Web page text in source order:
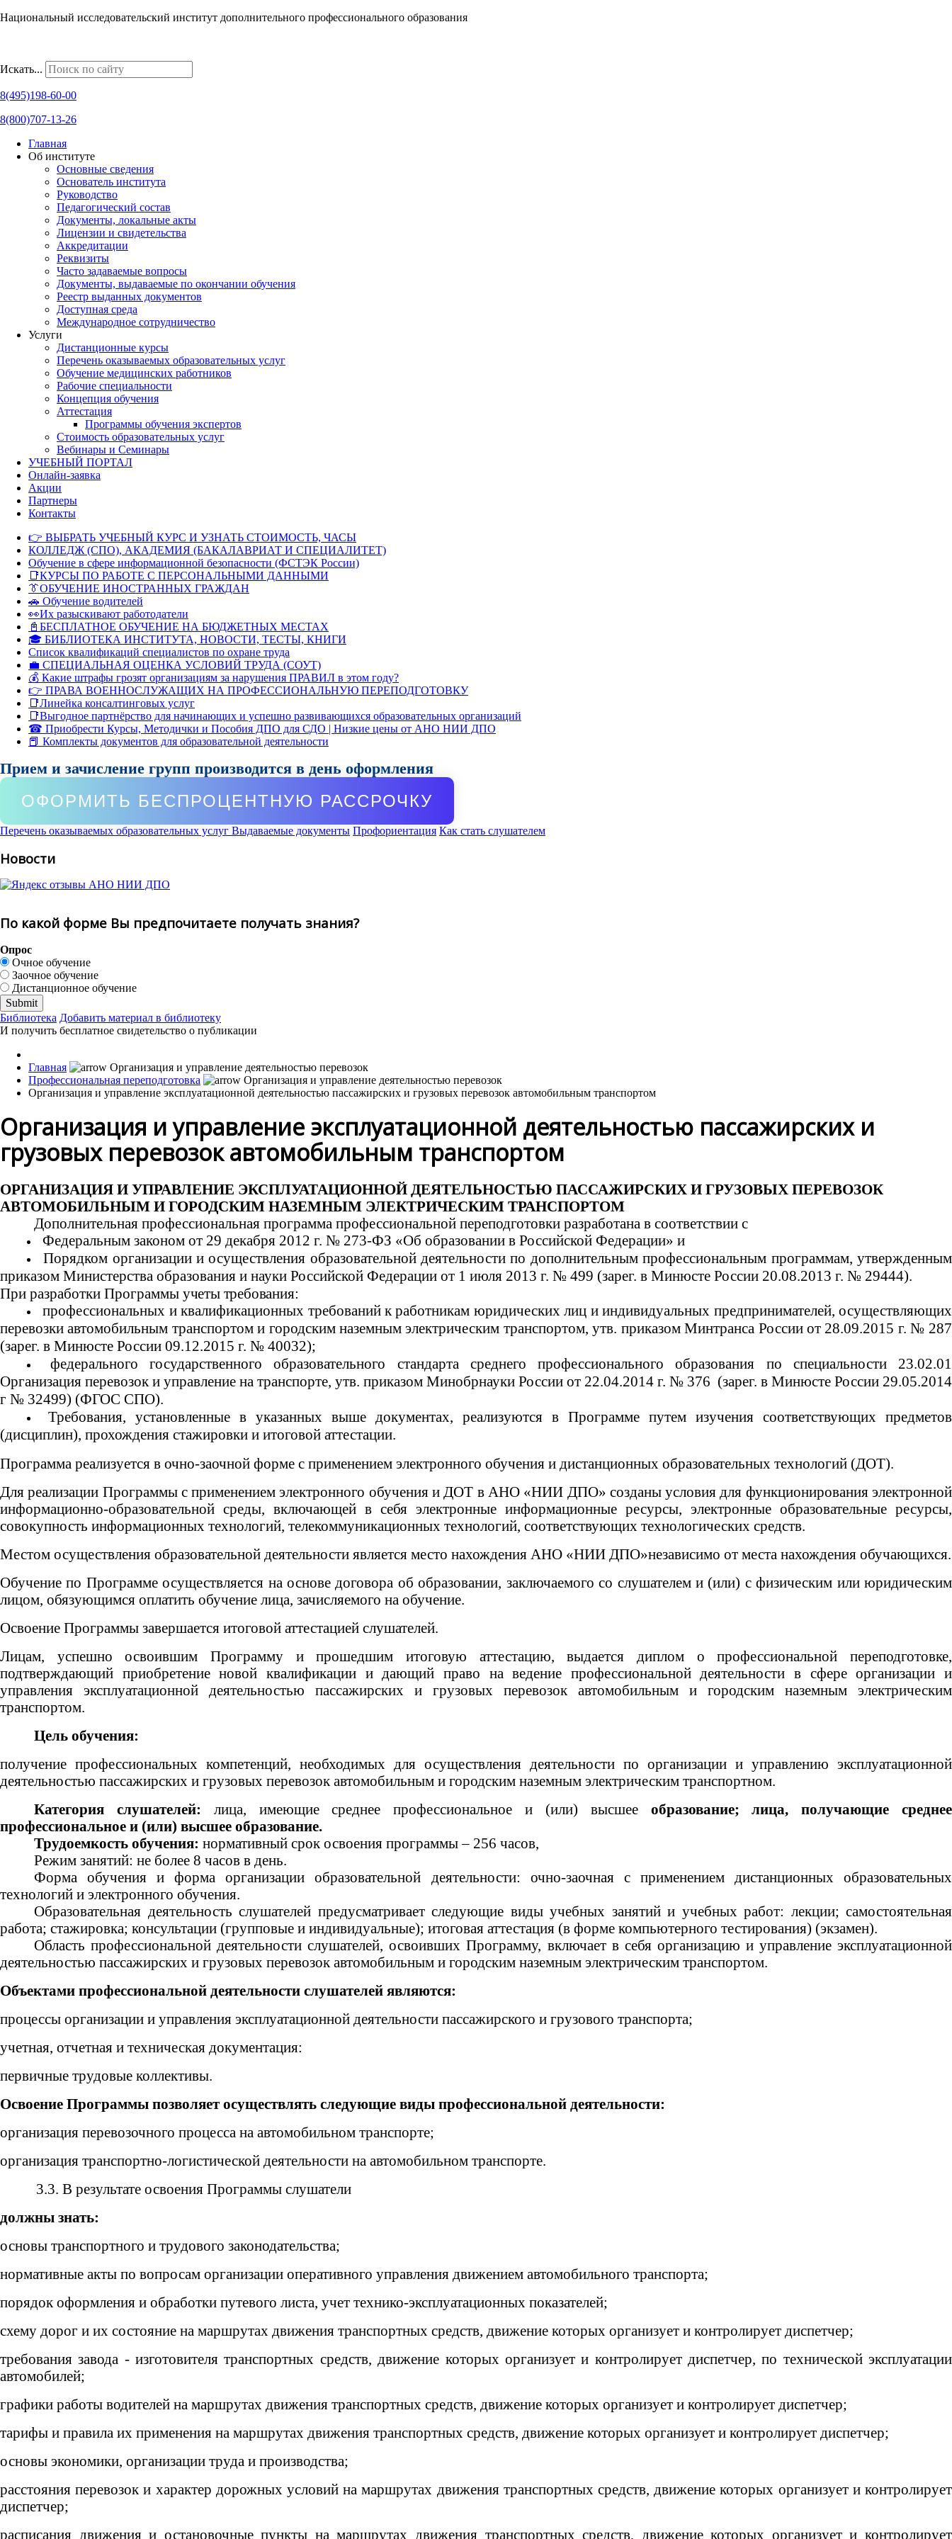
Национальный исследовательский институт дополнительного профессионального образования
Искать...
8(495)198-60-00
8(800)707-13-26
Главная
Об институте
Основные сведения
Основатель института
Руководство
Педагогический состав
Документы, локальные акты
Лицензии и свидетельства
Аккредитации
Реквизиты
Часто задаваемые вопросы
Документы, выдаваемые по окончании обучения
Реестр выданных документов
Доступная среда
Международное сотрудничество
Услуги
Дистанционные курсы
Перечень оказываемых образовательных услуг
Обучение медицинских работников
Рабочие специальности
Концепция обучения
Аттестация
Программы обучения экспертов
Стоимость образовательных услуг
Вебинары и Семинары
УЧЕБНЫЙ ПОРТАЛ
Онлайн-заявка
Акции
Партнеры
Контакты
👉 ВЫБРАТЬ УЧЕБНЫЙ КУРС И УЗНАТЬ СТОИМОСТЬ, ЧАСЫ
КОЛЛЕДЖ (СПО), АКАДЕМИЯ (БАКАЛАВРИАТ И СПЕЦИАЛИТЕТ)
Обучение в сфере информационной безопасности (ФСТЭК России)
📑КУРСЫ ПО РАБОТЕ С ПЕРСОНАЛЬНЫМИ ДАННЫМИ
👔ОБУЧЕНИЕ ИНОСТРАННЫХ ГРАЖДАН
🚗 Обучение водителей
👀Их разыскивают работодатели
📓БЕСПЛАТНОЕ ОБУЧЕНИЕ НА БЮДЖЕТНЫХ МЕСТАХ
🎓 БИБЛИОТЕКА ИНСТИТУТА, НОВОСТИ, ТЕСТЫ, КНИГИ
Список квалификаций специалистов по охране труда
💼 СПЕЦИАЛЬНАЯ ОЦЕНКА УСЛОВИЙ ТРУДА (СОУТ)
💰 Какие штрафы грозят организациям за нарушения ПРАВИЛ в этом году?
👉 ПРАВА ВОЕННОСЛУЖАЩИХ НА ПРОФЕССИОНАЛЬНУЮ ПЕРЕПОДГОТОВКУ
📑Линейка консалтинговых услуг
📑Выгодное партнёрство для начинающих и успешно развивающихся образовательных организаций
☎ Приобрести Курсы, Методички и Пособия ДПО для СДО | Низкие цены от АНО НИИ ДПО
📕 Комплекты документов для образовательной деятельности
Прием и зачисление групп производится в день оформления
ОФОРМИТЬ БЕСПРОЦЕНТНУЮ РАССРОЧКУ
Перечень оказываемых образовательных услуг Выдаваемые документы Профориентация Как стать слушателем
Новости
По какой форме Вы предпочитаете получать знания?
Опрос
Очное обучение
Заочное обучение
Дистанционное обучение
Библиотека Добавить материал в библиотеку
И получить бесплатное свидетельство о публикации
Главная
Профессиональная переподготовка
Организация и управление эксплуатационной деятельностью пассажирских и грузовых перевозок автомобильным транспортом
Организация и управление эксплуатационной деятельностью пассажирских и
грузовых перевозок автомобильным транспортом
ОРГАНИЗАЦИЯ И УПРАВЛЕНИЕ ЭКСПЛУАТАЦИОННОЙ ДЕЯТЕЛЬНОСТЬЮ ПАССАЖИРСКИХ И ГРУЗОВЫХ ПЕРЕВОЗОК
АВТОМОБИЛЬНЫМ И ГОРОДСКИМ НАЗЕМНЫМ ЭЛЕКТРИЧЕСКИМ ТРАНСПОРТОМ
Дополнительная профессиональная программа профессиональной переподготовки разработана в соответствии с
Федеральным законом от 29 декабря 2012 г. № 273-ФЗ «Об образовании в Российской Федерации» и
Порядком организации и осуществления образовательной деятельности по дополнительным профессиональным программам, утвержденным
приказом Министерства образования и науки Российской Федерации от 1 июля 2013 г. № 499 (зарег. в Минюсте России 20.08.2013 г. № 29444).
При разработки Программы учеты требования:
профессиональных и квалификационных требований к работникам юридических лиц и индивидуальных предпринимателей, осуществляющих
перевозки автомобильным транспортом и городским наземным электрическим транспортом, утв. приказом Минтранса России от 28.09.2015 г. № 287
(зарег. в Минюсте России 09.12.2015 г. № 40032);
федерального государственного образовательного стандарта среднего профессионального образования по специальности 23.02.01
Организация перевозок и управление на транспорте, утв. приказом Минобрнауки России от 22.04.2014 г. № 376 (зарег. в Минюсте России 29.05.2014
г № 32499) (ФГОС СПО).
Требования, установленные в указанных выше документах, реализуются в Программе путем изучения соответствующих предметов
(дисциплин), прохождения стажировки и итоговой аттестации.
Программа реализуется в очно-заочной форме с применением электронного обучения и дистанционных образовательных технологий (ДОТ).
Для реализации Программы с применением электронного обучения и ДОТ в АНО «НИИ ДПО» созданы условия для функционирования электронной
информационно-образовательной среды, включающей в себя электронные информационные ресурсы, электронные образовательные ресурсы,
совокупность информационных технологий, телекоммуникационных технологий, соответствующих технологических средств.
Местом осуществления образовательной деятельности является место нахождения АНО «НИИ ДПО»независимо от места нахождения обучающихся.
Обучение по Программе осуществляется на основе договора об образовании, заключаемого со слушателем и (или) с физическим или юридическим
лицом, обязующимся оплатить обучение лица, зачисляемого на обучение.
Освоение Программы завершается итоговой аттестацией слушателей.
Лицам, успешно освоившим Программу и прошедшим итоговую аттестацию, выдается диплом о профессиональной переподготовке,
подтверждающий приобретение новой квалификации и дающий право на ведение профессиональной деятельности в сфере организациии
управления эксплуатационной деятельностью пассажирских и грузовых перевозок автомобильным и городским наземным электрическим
транспортом.
Цель обучения:
получение профессиональных компетенций, необходимых для осуществления деятельности по организации и управлению эксплуатационной
деятельностью пассажирских и грузовых перевозок автомобильным и городским наземным электрическим транспортном.
Категория слушателей: лица, имеющие среднее профессиональное и (или) высшее образование; лица, получающие среднее
профессиональное и (или) высшее образование.
Трудоемкость обучения: нормативный срок освоения программы – 256 часов,
Режим занятий: не более 8 часов в день.
Форма обучения и форма организации образовательной деятельности: очно-заочная с применением дистанционных образовательных
технологий и электронного обучения.
Образовательная деятельность слушателей предусматривает следующие виды учебных занятий и учебных работ: лекции; самостоятельная
работа; стажировка; консультации (групповые и индивидуальные); итоговая аттестация (в форме компьютерного тестирования) (экзамен).
Область профессиональной деятельности слушателей, освоивших Программу, включает в себя организацию и управление эксплуатационной
деятельностью пассажирских и грузовых перевозок автомобильным и городским наземным электрическим транспортом.
Объектами профессиональной деятельности слушателей являются:
процессы организации и управления эксплуатационной деятельности пассажирского и грузового транспорта;
учетная, отчетная и техническая документация:
первичные трудовые коллективы.
Освоение Программы позволяет осуществлять следующие виды профессиональной деятельности:
организация перевозочного процесса на автомобильном транспорте;
организация транспортно-логистической деятельности на автомобильном транспорте.
3.3. В результате освоения Программы слушатели
должны знать:
основы транспортного и трудового законодательства;
нормативные акты по вопросам организации оперативного управления движением автомобильного транспорта;
порядок оформления и обработки путевого листа, учет технико-эксплуатационных показателей;
схему дорог и их состояние на маршрутах движения транспортных средств, движение которых организует и контролирует диспетчер;
требования завода - изготовителя транспортных средств, движение которых организует и контролирует диспетчер, по технической эксплуатации
автомобилей;
графики работы водителей на маршрутах движения транспортных средств, движение которых организует и контролирует диспетчер;
тарифы и правила их применения на маршрутах движения транспортных средств, движение которых организует и контролирует диспетчер;
основы экономики, организации труда и производства;
расстояния перевозок и характер дорожных условий на маршрутах движения транспортных средств, движение которых организует и контролирует
диспетчер;
расписания движения и остановочные пункты на маршрутах движения транспортных средств, движение которых организует и контролирует